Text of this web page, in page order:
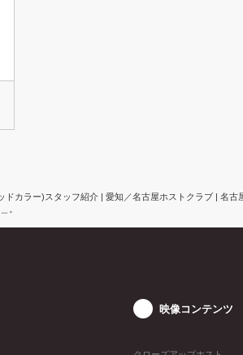
ドカラー)スタッフ紹介 | 愛知／名古屋ホストクラブ | 名
。
映像コンテンツ